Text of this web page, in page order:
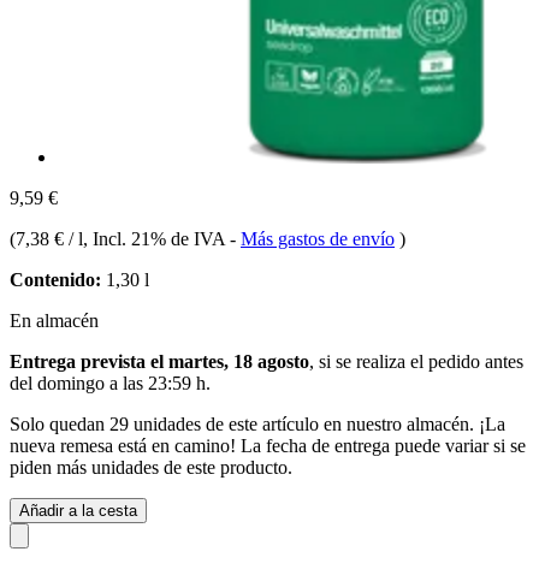
9,59 €
(7,38 € / l, Incl. 21% de IVA - Más gastos de envío )
Contenido: 1,30 l
En almacén
Entrega prevista el martes, 18 agosto, si se realiza el pedido antes
del domingo a las 23:59 h.
Solo quedan 29 unidades de este artículo en nuestro almacén. ¡La
nueva remesa está en camino! La fecha de entrega puede variar si se
piden más unidades de este producto.
Añadir a la cesta